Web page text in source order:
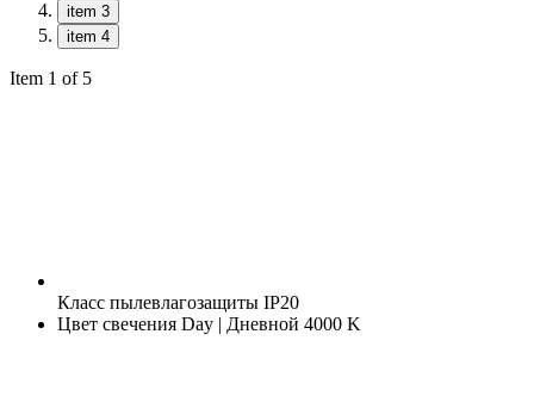
item 3
item 4
Item 1 of 5
Класс пылевлагозащиты IP20
Цвет свечения Day | Дневной 4000 K